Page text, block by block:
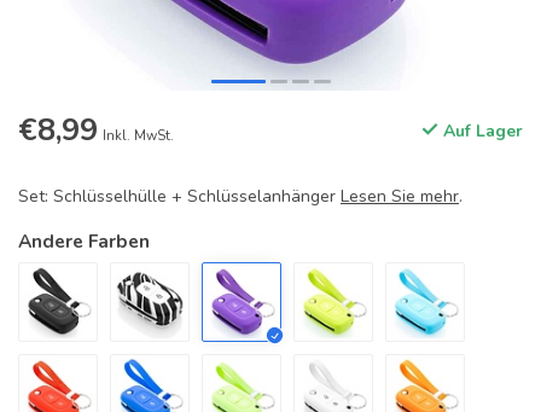
€8,99 Inkl. MwSt. Auf Lager
Set: Schlüsselhülle + Schlüsselanhänger Lesen Sie mehr.
Andere Farben